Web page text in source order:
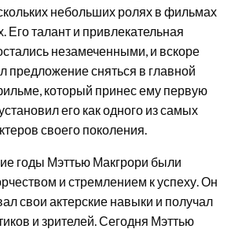
небольших ролях в фильмах
Его талант и привлекательная
незамеченными, и вскоре
предложение сняться в главной
который принес ему первую
его как одного из самых
своего поколения.
годы Мэттью Макгрори были
и стремлением к успеху. Он
свои актерские навыки и получал
и зрителей. Сегодня Мэттью